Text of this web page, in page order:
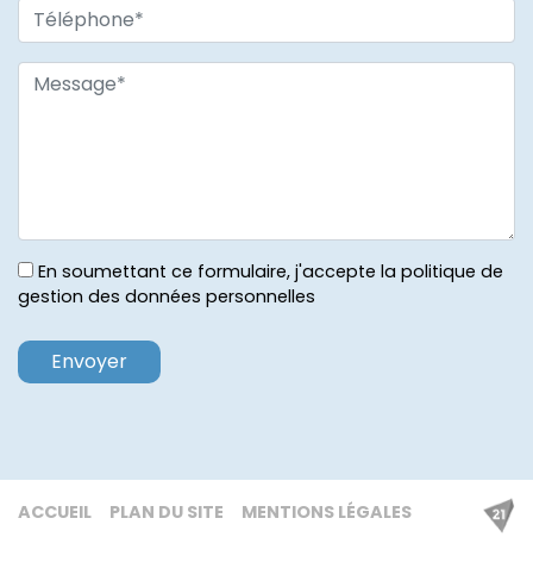
En soumettant ce formulaire, j'accepte la politique de
gestion des données personnelles
ACCUEIL PLAN DU SITE MENTIONS LÉGALES